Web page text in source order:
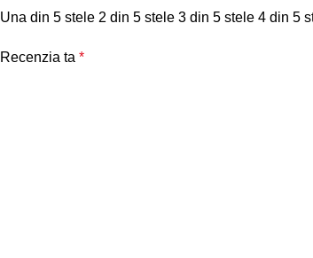
Una din 5 stele 2 din 5 stele 3 din 5 stele 4 din 5
Recenzia ta *